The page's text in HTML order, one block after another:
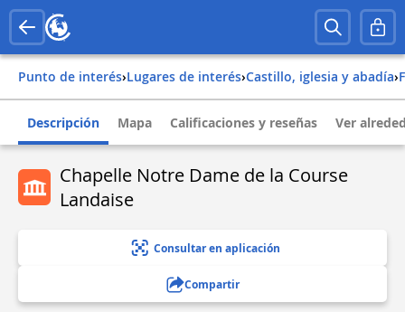
Punto de interés› Lugares de interés› Castillo, iglesia y abadía›
Descripción Mapa Calificaciones y reseñas Ver
Chapelle Notre Dame de la Course
Landaise
Consultar en aplicación
Compartir